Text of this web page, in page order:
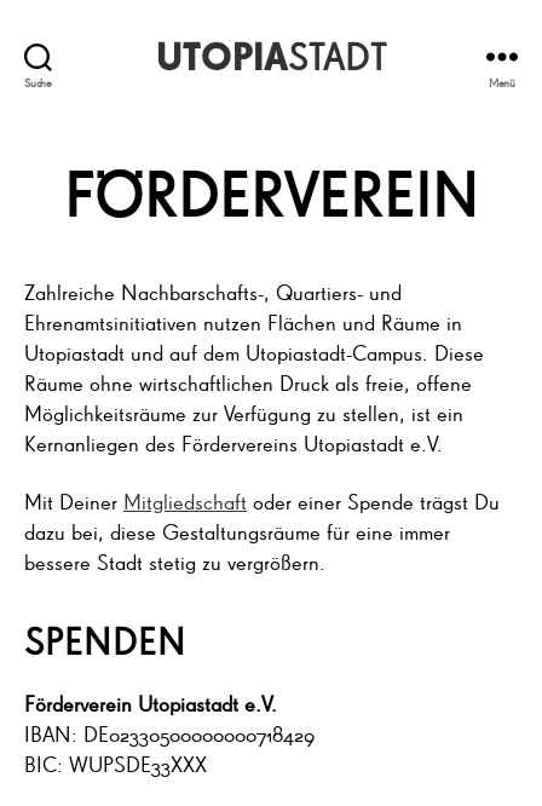
Suche
UTOPIASTADT
Menü
FÖRDERVEREIN
Zahlreiche Nachbarschafts-, Quartiers- und
Ehrenamtsinitiativen nutzen Flächen und Räume in
Utopiastadt und auf dem Utopiastadt-Campus. Diese
Räume ohne wirtschaftlichen Druck als freie, offene
Möglichkeitsräume zur Verfügung zu stellen, ist ein
Kernanliegen des Fördervereins Utopiastadt e.V.
Mit Deiner Mitgliedschaft oder einer Spende trägst Du
dazu bei, diese Gestaltungsräume für eine immer
bessere Stadt stetig zu vergrößern.
SPENDEN
Förderverein Utopiastadt e.V.
IBAN: DE02330500000000718429
BIC: WUPSDE33XXX